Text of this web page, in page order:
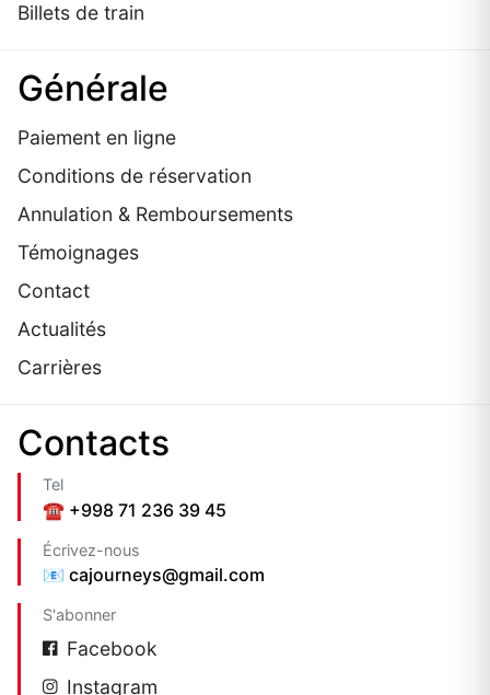
Billets de train
Générale
Paiement en ligne
Conditions de réservation
Annulation & Remboursements
Témoignages
Contact
Actualités
Carrières
Contacts
Tel
☎️ +998 71 236 39 45
Écrivez-nous
📧 cajourneys@gmail.com
S'abonner
Facebook
Instagram